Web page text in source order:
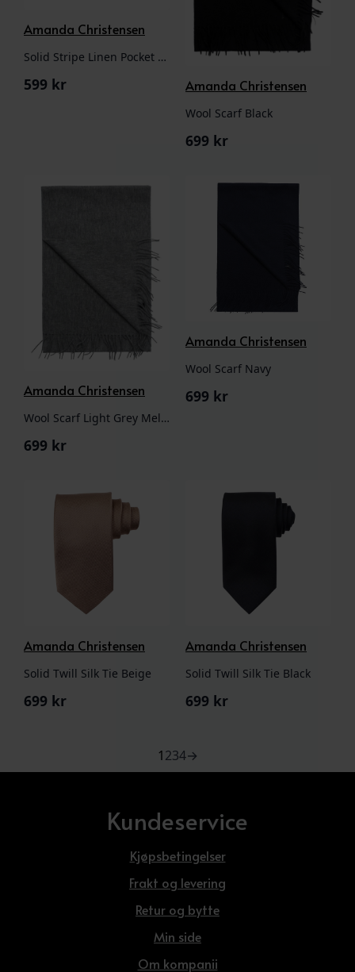
Amanda Christensen
Solid Stripe Linen Pocket Square White w/Navy
599 kr Amanda Christensen
Wool Scarf Black
699 kr
Amanda Christensen
Wool Scarf Light Grey Melange
699 kr
Amanda Christensen
Wool Scarf Navy
699 kr
Amanda Christensen
Solid Twill Silk Tie Beige
699 kr
Amanda Christensen
Solid Twill Silk Tie Black
699 kr
1234→
Kundeservice
Kjøpsbetingelser
Frakt og levering
Retur og bytte
Min side
Om kompanii